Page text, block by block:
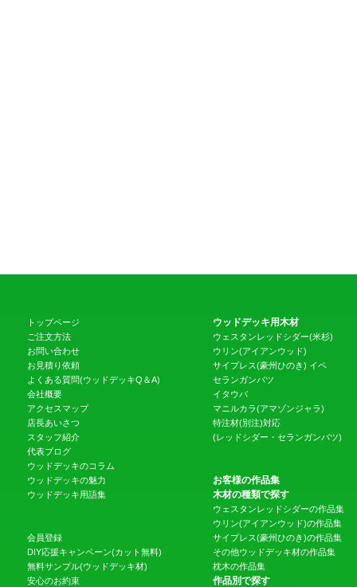
トップページ
ご注文方法
お問い合わせ
お見積り依頼
よくある質問(ウッドデッキQ＆A)
会社概要
アクセスマップ
店長あいさつ
スタッフ紹介
代表ブログ
ウッドデッキのコラム
ウッドデッキの魅力
ウッドデッキ用語集
会員登録
DIY応援キャンペーン(カット無料)
無料サンプル(ウッドデッキ材)
安心のお約束
ウッドデッキ用木材
ウェスタンレッドシダー(米杉)
ウリン(アイアンウッド)
サイプレス(豪州ひのき) イペ
セランガンバツ
イタウバ
マニルカラ(アマゾンジャラ)
特注材(別注)対応
(レッドシダー・セランガンバツ)
お客様の作品集
木材の種類で探す
ウェスタンレッドシダーの作品集
ウリン(アイアンウッド)の作品集
サイプレス(豪州ひのき)の作品集
その他ウッドデッキ材の作品集
枕木の作品集
作品別で探す